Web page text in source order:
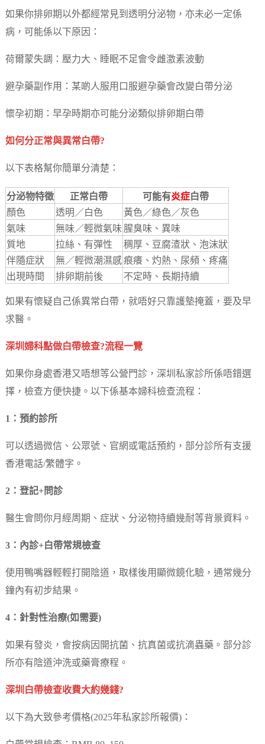
如果你排卵期以外都經常見到透明分泌物，亦未必一定係
病，可能係以下原因：
荷爾蒙失調：壓力大、睡眠不足會令雌激素波動
避孕藥副作用：某啲人服用口服避孕藥會改變白帶分泌
懷孕初期：早孕時期亦可能分泌類似排卵期白帶
如何分正常與異常白帶?
以下表格幫你簡單分清楚：
分泌物特徵 正常白帶 可能有炎症白帶
顏色
透明／白色
黃色／綠色／灰色
氣味
無味／輕微氣味腥臭味、異味
質地
拉絲、有彈性
稠厚、豆腐渣狀、泡沫狀
伴隨症狀
無／輕微潮濕感痕癢、灼熱、尿頻、疼痛
出現時間
排卵期前後 不定時、長期持續
如果有懷疑自己係異常白帶，就唔好只靠護墊掩蓋，要及早
求醫。
深圳婦科點做白帶檢查?流程一覽
如果你身處香港又唔想等公營門診，深圳私家診所係唔錯選
擇，檢查方便快捷。以下係基本婦科檢查流程：
1：預約診所
可以透過微信、公眾號、官網或電話預約，部分診所有支援
香港電話/繁體字。
2：登記+問診
醫生會問你月經周期、症狀、分泌物持續幾耐等背景資料。
3：內診+白帶常規檢查
使用鴨嘴器輕輕打開陰道，取樣後用顯微鏡化驗，通常幾分
鐘內有初步結果。
4：針對性治療(如需要)
如果有發炎，會按病因開抗菌、抗真菌或抗滴蟲藥。部分診
所亦有陰道沖洗或藥膏療程。
深圳白帶檢查收費大約幾錢?
以下為大致參考價格(2025年私家診所報價)：